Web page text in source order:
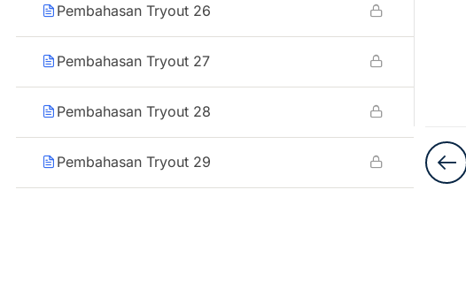
Pembahasan Tryout 26
Pembahasan Tryout 27
Pembahasan Tryout 28
Pembahasan Tryout 29